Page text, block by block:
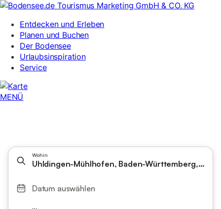
Wohin
Uhldingen-Mühlhofen, Baden-Württemberg,
Datum auswählen